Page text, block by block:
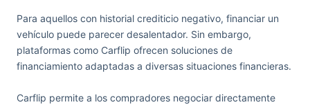
Para aquellos con historial crediticio negativo, financiar un
vehículo puede parecer desalentador. Sin embargo,
plataformas como Carflip ofrecen soluciones de
financiamiento adaptadas a diversas situaciones financieras.
Carflip permite a los compradores negociar directamente